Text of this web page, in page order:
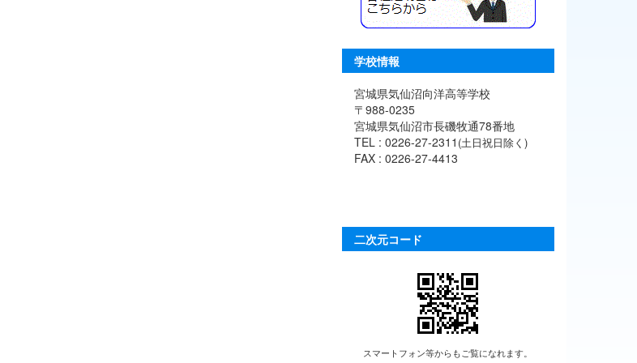
学校情報
宮城県気仙沼向洋高等学校
〒988-0235
宮城県気仙沼市長磯牧通78番地
TEL : 0226-27-2311 (土日祝日除く)
FAX : 0226-27-4413
二次元コード
スマートフォン等からもご覧になれます。